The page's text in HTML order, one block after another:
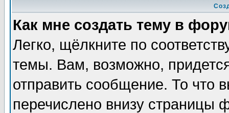
Как мне создать тему в
Легко, щёлкните по
темы. Вам, возможно,
отправить сообщение. То что
перечислено внизу страницы